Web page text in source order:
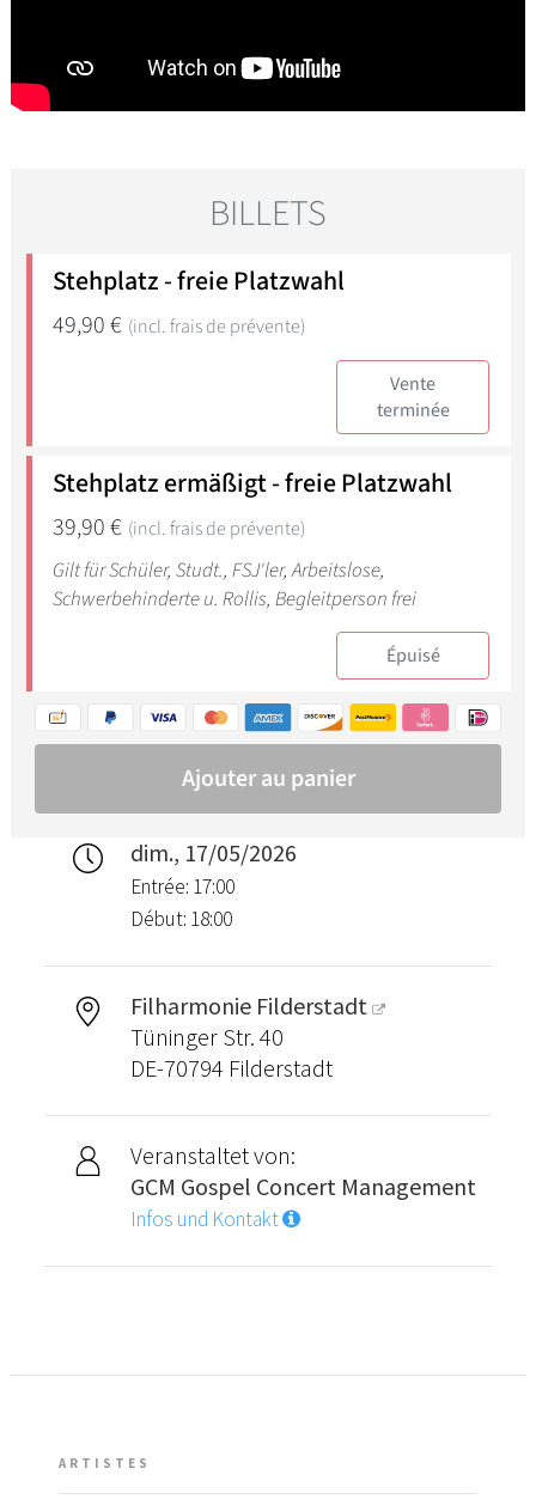
dim., 17/05/2026
Entrée: 17:00
Début: 18:00
Filharmonie Filderstadt
Tüninger Str. 40
DE-70794 Filderstadt
Veranstaltet von:
GCM Gospel Concert Management
Infos und Kontakt
ARTISTES